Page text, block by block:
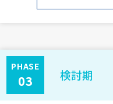
PHASE
03 検討期